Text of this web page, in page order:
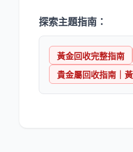
探索主題指南：
黃金回收完整指南
貴金屬回收指南｜